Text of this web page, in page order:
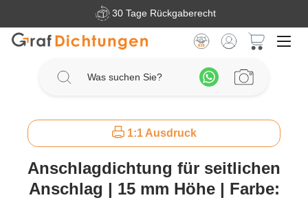
Zum Hauptinhalt springen30 Tage Rückgaberecht
1:1 Ausdruck
Anschlagdichtung für seitlichen
Anschlag | 15 mm Höhe | Farbe: